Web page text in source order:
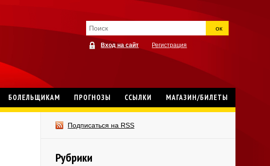
ок
Вход на сайт Регистрация
БОЛЕЛЬЩИКАМ ПРОГНОЗЫ ССЫЛКИ МАГАЗИН/БИЛЕТЫ
Подписаться на RSS
Рубрики